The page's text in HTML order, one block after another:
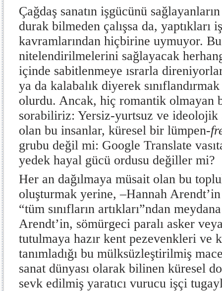
Çağdaş sanatın işgücünü
durak bilmeden çalışsa da, yaptıkları
kavramlarından hiçbirine uymuyor.
nitelendirilmelerini sağlayacak
içinde sabitlenmeye ısrarla
ya da kalabalık diyerek
olurdu. Ancak, hiç romantik olmayan
sorabiliriz: Yersiz-yurtsuz ve ideolojik
olan bu insanlar, küresel bir lümpen-
grubu değil mi: Google Translate
yedek hayal gücü ordusu değiller mi?
Her an dağılmaya müsait olan bu
oluşturmak yerine, –Hannah
“tüm sınıfların artıkları”ndan
Arendt’in, sömürgeci paralı asker
tutulmaya hazır kent pezevenkleri ve
tanımladığı bu mülksüzleştirilmiş
sanat dünyası olarak bilinen küresel
sevk edilmiş yaratıcı vurucu işçi